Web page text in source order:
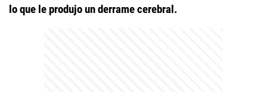
lo que le produjo un derrame cerebral.